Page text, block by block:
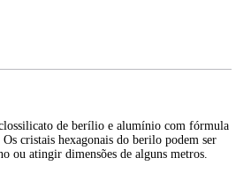
de berílio e alumínio com fórmula
cristais hexagonais do berilo podem ser
ou atingir dimensões de alguns metros.